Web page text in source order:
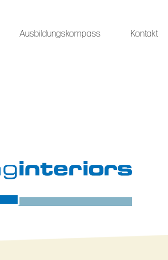
Ausbildungskompass Kontakt